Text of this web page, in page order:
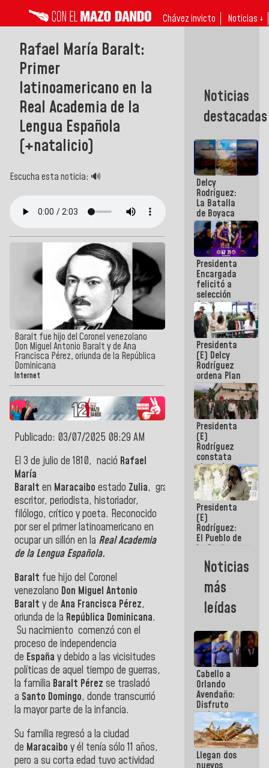
Chávez invicto Noticias ↓
Rafael María Baralt:
Primer
latinoamericano en la
Real Academia de la
Lengua Española
(+natalicio)
Escucha esta noticia: 🔊
Baralt fue hijo del Coronel venezolano
Don Miguel Antonio Baralt y de Ana
Francisca Pérez, oriunda de la República
Dominicana
Internet
Publicado: 03/07/2025 08:29 AM
El 3 de julio de 1810, nació Rafael
María
Baralt en Maracaibo estado Zulia, gran
escritor, periodista, historiador,
filólogo, crítico y poeta. Reconocido
por ser el primer latinoamericano en
ocupar un sillón en la Real Academia
de la Lengua Española.
Baralt fue hijo del Coronel
venezolano Don Miguel Antonio
Baralt y de Ana Francisca Pérez,
oriunda de la República Dominicana.
Su nacimiento comenzó con el
proceso de independencia
de España y debido a las vicisitudes
políticas de aquel tiempo de guerras,
la familia Baralt Pérez se trasladó
a Santo Domingo, donde transcurrió
la mayor parte de la infancia.
Su familia regresó a la ciudad
de Maracaibo y él tenía sólo 11 años,
pero a su corta edad tuvo actividad
Noticias
destacadas
Delcy
Rodríguez:
La Batalla
de Boyaca
representa
un capítulo
decisivo en
la gesta
emancipadora
de nuestra
América
Presidenta
Encargada
felicitó a
selección
femenina de
baloncesto
por su
clasificación
a la
AmeriCup
2027
Presidenta
(E) Delcy
Rodríguez
ordena Plan
maestro de
desarrollo
logístico y
turístico
para La
Guaira
Presidenta
(E)
Rodríguez
constata
obras de
rehabilitación
de Escuela
Militar de
Mamo en La
Guaira
Presidenta
(E)
Rodríguez:
El Pueblo de
La Guaira
siempre
estará
acompañada
por el
Gobierno
Nacional
Noticias
más
leídas
Cabello a
Orlando
Avendaño:
Disfruto
cada vez
que escribes
porque lo
que haces
es
Llegan dos